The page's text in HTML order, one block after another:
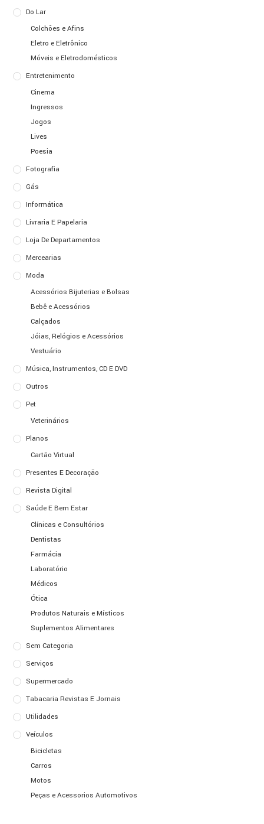
Do Lar
Colchões e Afins
Eletro e Eletrônico
Móveis e Eletrodomésticos
Entretenimento
Cinema
Ingressos
Jogos
Lives
Poesia
Fotografia
Gás
Informática
Livraria E Papelaria
Loja De Departamentos
Mercearias
Moda
Acessórios Bijuterias e Bolsas
Bebê e Acessórios
Calçados
Jóias, Relógios e Acessórios
Vestuário
Música, Instrumentos, CD E DVD
Outros
Pet
Veterinários
Planos
Cartão Virtual
Presentes E Decoração
Revista Digital
Saúde E Bem Estar
Clínicas e Consultórios
Dentistas
Farmácia
Laboratório
Médicos
Ótica
Produtos Naturais e Místicos
Suplementos Alimentares
Sem Categoria
Serviços
Supermercado
Tabacaria Revistas E Jornais
Utilidades
Veículos
Bicicletas
Carros
Motos
Peças e Acessorios Automotivos